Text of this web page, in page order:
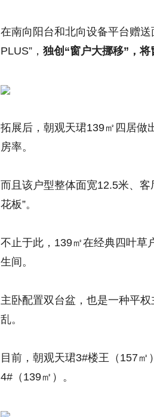
在南向阳台和北向设备平台赠
PLUS”， 独创“窗户大挪移”，
拓展后，朝观天珺139㎡四居做
房率。
而且该户型整体面宽12.5米、 客
花板”。
不止于此，139㎡在经典四叶草
生间。
主卧配置双台盆 ，也是一种平
乱。
目前，朝观天珺3#楼王（157
4#（139㎡）。